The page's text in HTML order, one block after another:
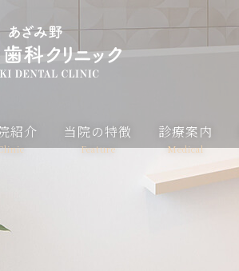
紹介 当院の特徴
Feature
診療案内
Medical